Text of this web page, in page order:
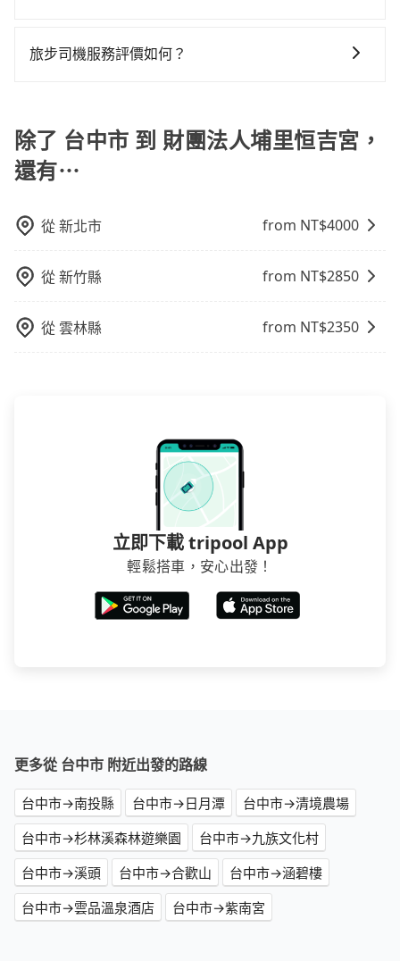
就顯得非常不便。
遇塞車、停紅燈時等低速行駛時還需額外加價不同，旅
旅步司機服務評價如何？
旅程更加順暢和舒適。」
除了 台中市 到 財團法人埔里恒吉宮，
還有⋯
從新北市 from NT$4000
從新竹縣 from NT$2850
從雲林縣 from NT$2350
立即下載 tripool App
輕鬆搭車，安心出發！
更多從 台中市 附近出發的路線
台中市→南投縣 台中市→日月潭
台中市→清境農場
台中市→杉林溪森林遊樂園
台中市→九族文化村
台中市→溪頭
台中市→合歡山
台中市→涵碧樓
台中市→雲品溫泉酒店
台中市→紫南宮